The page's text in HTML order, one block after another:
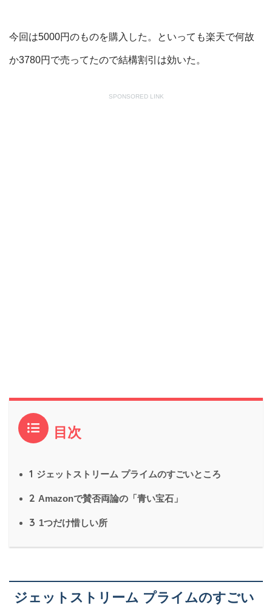
今回は5000円のものを購入した。といっても楽天で何故
か3780円で売ってたので結構割引は効いた。
SPONSORED LINK
目次
1 ジェットストリーム プライムのすごいところ
2 Amazonで賛否両論の「青い宝石」
3 1つだけ惜しい所
ジェットストリーム プライムのすごい